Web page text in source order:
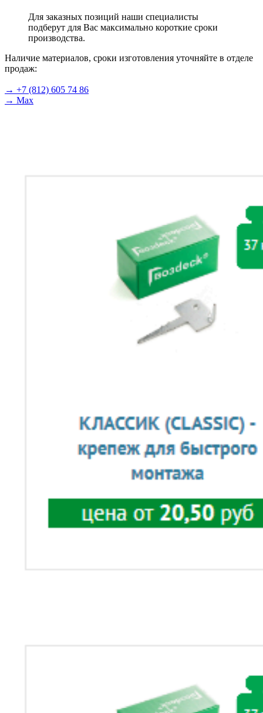
Для заказных позиций наши специалисты
подберут для Вас максимально короткие сроки
производства.
Наличие материалов, сроки изготовления уточняйте в отделе
продаж:
→ +7 (812) 605 74 86
→ Max